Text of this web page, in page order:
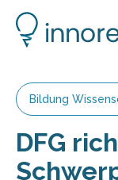
Bildung
DFG